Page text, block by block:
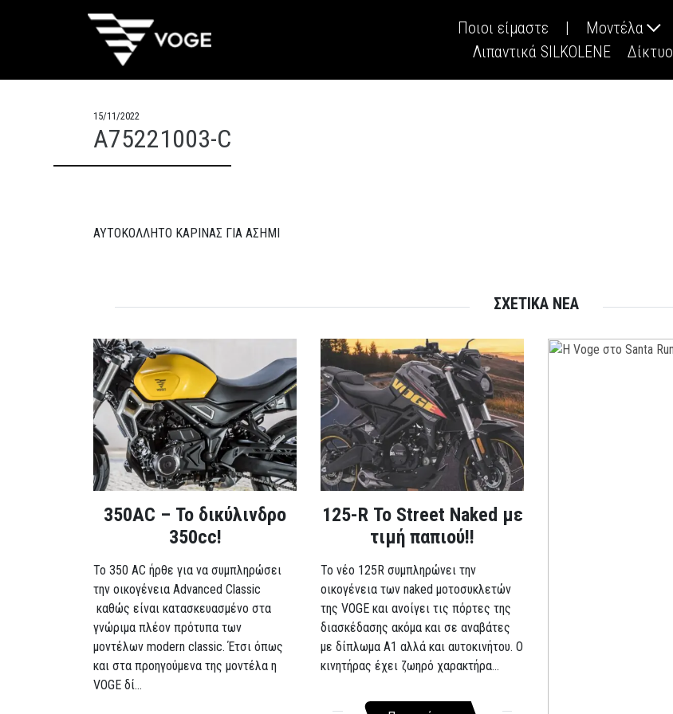
Ποιοι είμαστε | Μοντέλα
Λιπαντικά SILKOLENE
Δίκτυο
15/11/2022
A75221003-C
ΑΥΤΟΚΟΛΛΗΤΟ ΚΑΡΙΝΑΣ ΓΙΑ ΑΣΗΜΙ
ΣΧΕΤΙΚΑ ΝΕΑ
350AC – Το δικύλινδρο
350cc!
To 350 AC ήρθε για να συμπληρώσει
την οικογένεια Advanced Classic
καθώς είναι κατασκευασμένο στα
γνώριμα πλέον πρότυπα των
μοντέλων modern classic. Έτσι όπως
και στα προηγούμενα της μοντέλα η
VOGE δί...
125-R Το Street Naked με
τιμή παπιού!!
Το νέο 125R συμπληρώνει την
οικογένεια των naked μοτοσυκλετών
της VOGE και ανοίγει τις πόρτες της
διασκέδασης ακόμα και σε αναβάτες
με δίπλωμα A1 αλλά και αυτοκινήτου. Ο
κινητήρας έχει ζωηρό χαρακτήρα...